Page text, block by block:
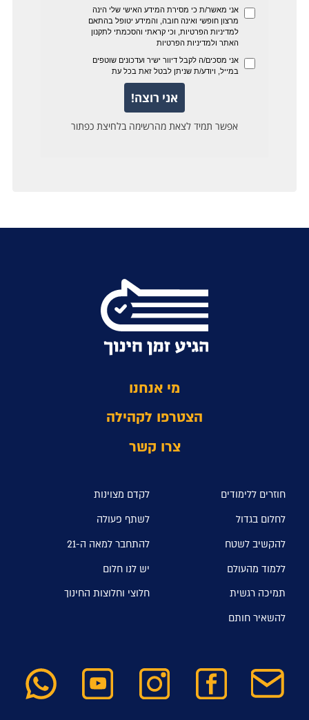
מי אנחנו
הצטרפו לקהילה
צרו קשר
חוזרים ללימודים
לקדם מצוינות
לחלום בגדול
לשתף פעולה
להקשיב לשטח
להתחבר למאה ה-21
ללמוד מהעולם
יש לנו חלום
תמיכה רגשית
חלוצי וחלוצות החינוך
להשאיר חותם